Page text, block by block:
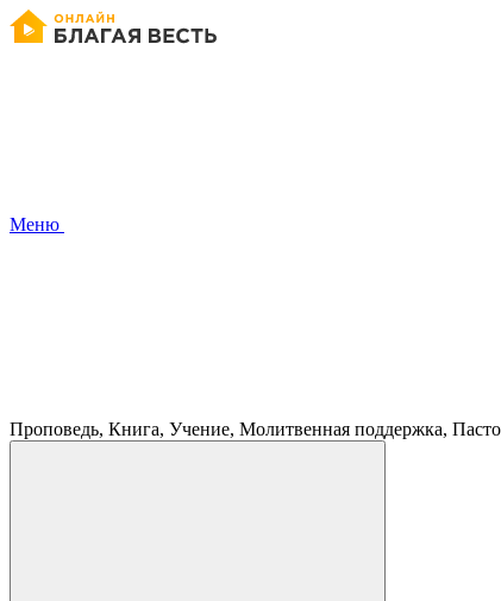
Меню
Проповедь, Книга, Учение, Молитвенная поддержка,